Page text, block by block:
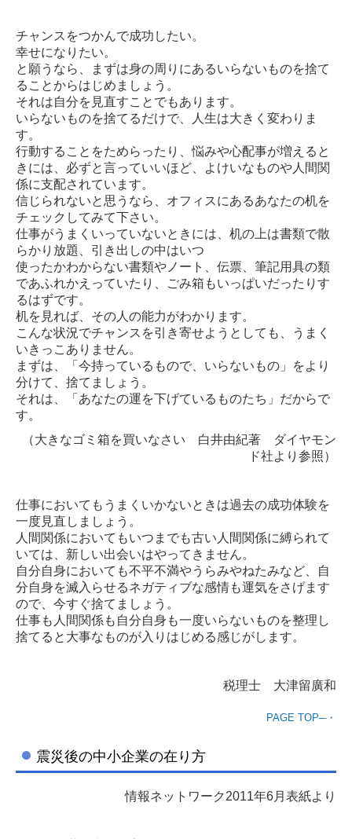
チャンスをつかんで成功したい。
幸せになりたい。
と願うなら、まずは身の周りにあるいらないものを捨て
ることからはじめましょう。
それは自分を見直すことでもあります。
いらないものを捨てるだけで、人生は大きく変わりま
す。
行動することをためらったり、悩みや心配事が増えると
きには、必ずと言っていいほど、よけいなものや人間関
係に支配されています。
信じられないと思うなら、オフィスにあるあなたの机を
チェックしてみて下さい。
仕事がうまくいっていないときには、机の上は書類で散
らかり放題、引き出しの中はいつ
使ったかわからない書類やノート、伝票、筆記用具の類
であふれかえっていたり、ごみ箱もいっぱいだったりす
るはずです。
机を見れば、その人の能力がわかります。
こんな状況でチャンスを引き寄せようとしても、うまく
いきっこありません。
まずは、「今持っているもので、いらないもの」をより
分けて、捨てましょう。
それは、「あなたの運を下げているものたち」だからで
す。
（大きなゴミ箱を買いなさい 白井由紀著 ダイヤモン
ド社より参照）
仕事においてもうまくいかないときは過去の成功体験を
一度見直しましょう。
人間関係においてもいつまでも古い人間関係に縛られて
いては、新しい出会いはやってきません。
自分自身においても不平不満やうらみやねたみなど、自
分自身を滅入らせるネガティブな感情も運気をさげます
ので、今すぐ捨てましょう。
仕事も人間関係も自分自身も一度いらないものを整理し
捨てると大事なものが入りはじめる感じがします。
税理士 大津留廣和
PAGE TOP─・
震災後の中小企業の在り方
情報ネットワーク2011年6月表紙より